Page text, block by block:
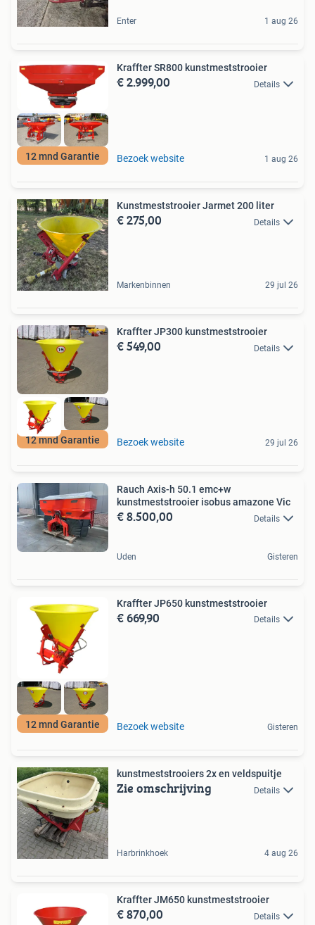
Enter 1 aug 26
12 mnd Garantie
Kraffter SR800 kunstmeststrooier
€ 2.999,00 Details
Bezoek website 1 aug 26
Kunstmeststrooier Jarmet 200 liter
€ 275,00 Details
Markenbinnen 29 jul 26
12 mnd Garantie
Kraffter JP300 kunstmeststrooier
€ 549,00 Details
Bezoek website 29 jul 26
Rauch Axis-h 50.1 emc+w
kunstmeststrooier isobus amazone Vic
€ 8.500,00 Details
Uden Gisteren
12 mnd Garantie
Kraffter JP650 kunstmeststrooier
€ 669,90 Details
Bezoek website Gisteren
kunstmeststrooiers 2x en veldspuitje
Zie omschrijving Details
Harbrinkhoek 4 aug 26
Kraffter JM650 kunstmeststrooier
€ 870,00 Details